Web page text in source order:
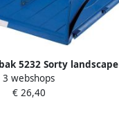
5232 Sorty landscape
A3 blauw
3 webshops
€ 26,40